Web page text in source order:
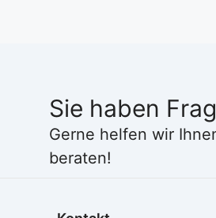
Sie haben
Gerne helfen wir
beraten!